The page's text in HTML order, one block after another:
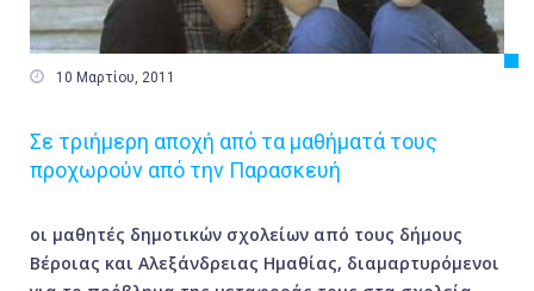
 10 Μαρτίου, 2011
Σε τριήμερη αποχή από τα μαθήματά τους
προχωρούν από την Παρασκευή
οι μαθητές δημοτικών σχολείων από τους δήμους
Βέροιας και Αλεξάνδρειας Ημαθίας, διαμαρτυρόμενοι